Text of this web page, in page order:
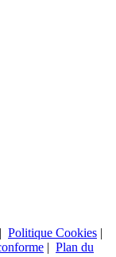
| Politique Cookies |
| Plan du